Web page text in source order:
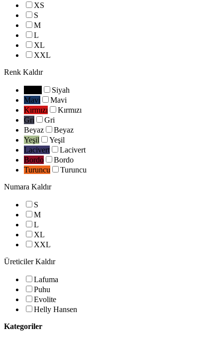
XS
S
M
L
XL
XXL
Renk Kaldır
Siyah
Mavi
Mavi
Kırmızı
Kırmızı
Gri
Gri
Beyaz
Beyaz
Yeşil
Yeşil
Lacivert
Lacivert
Bordo
Bordo
Turuncu
Turuncu
Numara Kaldır
S
M
L
XL
XXL
Üreticiler Kaldır
Lafuma
Puhu
Evolite
Helly Hansen
Kategoriler